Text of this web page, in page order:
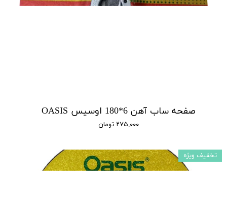
صفحه ساب آهن 6*180 اوسیس OASIS
۲۷۵,۰۰۰ تومان
تخفیف ویژه